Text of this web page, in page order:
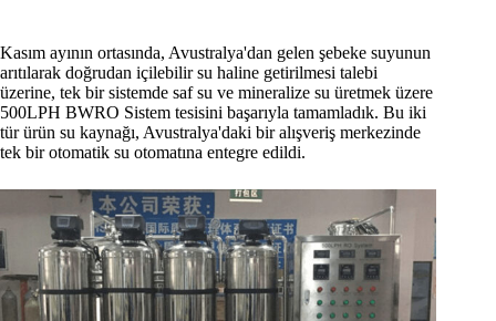
Kasım ayının ortasında, Avustralya'dan gelen şebeke suyunun
arıtılarak doğrudan içilebilir su haline getirilmesi talebi
üzerine, tek bir sistemde saf su ve mineralize su üretmek üzere
500LPH BWRO Sistem tesisini başarıyla tamamladık. Bu iki
tür ürün su kaynağı, Avustralya'daki bir alışveriş merkezinde
tek bir otomatik su otomatına entegre edildi.